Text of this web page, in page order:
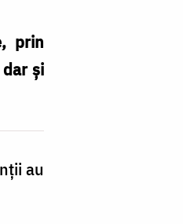
prin
şi
au